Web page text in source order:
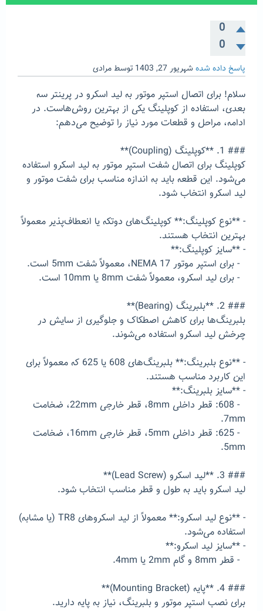
0
0
پاسخ داده شده شهریور 27, 1403 توسط مرادی
سلام! برای اتصال استپر موتور به لید اسکرو در پرینتر سه
بعدی، استفاده از کوپلینگ یکی از بهترین روش‌هاست. در
ادامه، مراحل و قطعات مورد نیاز را توضیح می‌دهم:
### 1. **کوپلینگ (Coupling)**
کوپلینگ برای اتصال شفت استپر موتور به لید اسکرو استفاده
می‌شود. این قطعه باید به اندازه مناسب برای شفت موتور و
لید اسکرو انتخاب شود.
- **نوع کوپلینگ:** کوپلینگ‌های دوتکه یا انعطاف‌پذیر معمولاً
بهترین انتخاب هستند.
- **سایز کوپلینگ:**
- برای استپر موتور NEMA 17، معمولاً شفت 5mm است.
- برای لید اسکرو، معمولاً شفت 8mm یا 10mm است.
### 2. **بلبرینگ (Bearing)**
بلبرینگ‌ها برای کاهش اصطکاک و جلوگیری از سایش در
چرخش لید اسکرو استفاده می‌شوند.
- **نوع بلبرینگ:** بلبرینگ‌های 608 یا 625 که معمولاً برای
این کاربرد مناسب هستند.
- **سایز بلبرینگ:**
- 608: قطر داخلی 8mm، قطر خارجی 22mm، ضخامت
7mm.
- 625: قطر داخلی 5mm، قطر خارجی 16mm، ضخامت
5mm.
### 3. **لید اسکرو (Lead Screw)**
لید اسکرو باید به طول و قطر مناسب انتخاب شود.
- **نوع لید اسکرو:** معمولاً از لید اسکروهای TR8 (یا مشابه)
استفاده می‌شود.
- **سایز لید اسکرو:**
- قطر 8mm و گام 2mm یا 4mm.
### 4. **پایه (Mounting Bracket)**
برای نصب استپر موتور و بلبرینگ، نیاز به پایه دارید.